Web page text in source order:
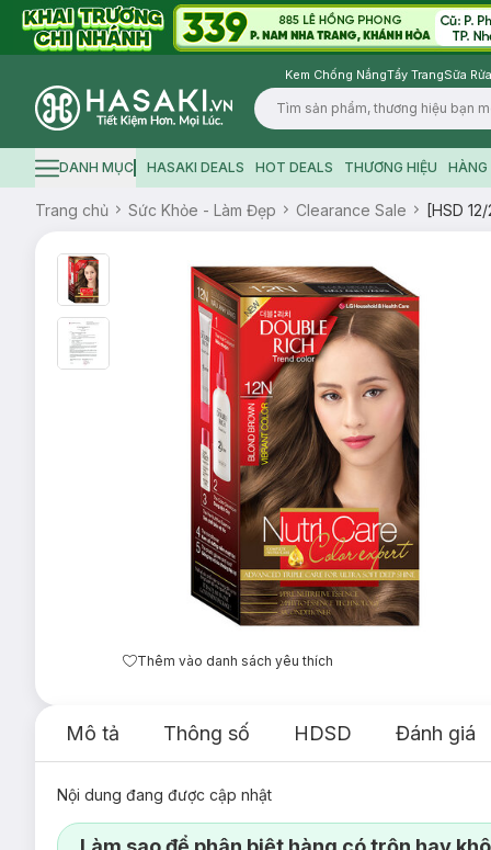
Kem Chống NắngTẩy TrangSữa
Logo
Hamburger icon
DANH MỤC HASAKI DEALS HOT DEALS THƯƠNG HIỆU HÀNG
Trang chủ Sức Khỏe - Làm Đẹp Clearance Sale [HSD
Thêm vào danh sách yêu thích
Mô tả Thông số HDSD Đánh giá
Nội dung đang được cập nhật